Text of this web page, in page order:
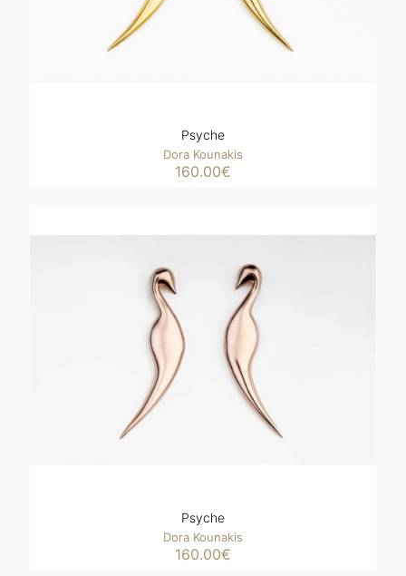
Psyche
Dora Kounakis
160.00€
Psyche
Dora Kounakis
160.00€